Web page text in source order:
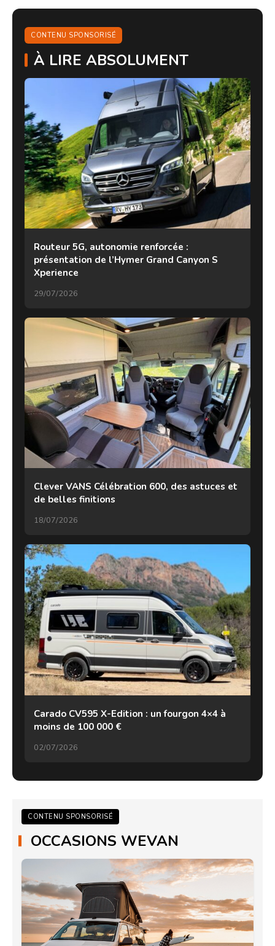
CONTENU SPONSORISÉ
À LIRE ABSOLUMENT
Routeur 5G, autonomie renforcée :
présentation de l’Hymer Grand Canyon S
Xperience
29/07/2026
Clever VANS Célébration 600, des astuces et
de belles finitions
18/07/2026
Carado CV595 X-Edition : un fourgon 4×4 à
moins de 100 000 €
02/07/2026
CONTENU SPONSORISÉ
OCCASIONS WEVAN